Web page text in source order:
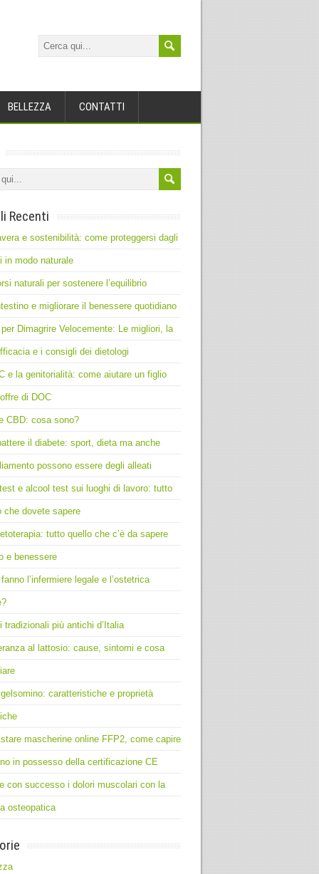
BELLEZZA CONTATTI
Recenti
e sostenibilità: come proteggersi dagli
in modo naturale
naturali per sostenere l’equilibrio
e migliorare il benessere quotidiano
Dimagrire Velocemente: Le migliori, la
e i consigli dei dietologi
e la genitorialità: come aiutare un figlio
di DOC
CBD: cosa sono?
il diabete: sport, dieta ma anche
possono essere degli alleati
e alcool test sui luoghi di lavoro: tutto
che dovete sapere
tutto quello che c’è da sapere
e benessere
l’infermiere legale e l’ostetrica
tradizionali più antichi d’Italia
al lattosio: cause, sintomi e cosa
caratteristiche e proprietà
mascherine online FFP2, come capire
in possesso della certificazione CE
con successo i dolori muscolari con la
osteopatica